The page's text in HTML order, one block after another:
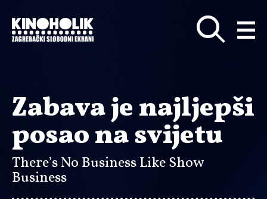
glavni
sadržaj
Zabava je najljepši
posao na svijetu
There’s No Business Like Show
Business